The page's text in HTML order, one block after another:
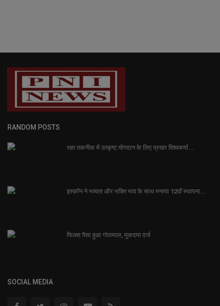
RANDOM POSTS
रक्षा तकनीक में उत्कृष्ट योगदान के लिए प्रखर विश्वकर्मा...
इस्कॉन ने भव्यता और भक्ति भाव के साथ मनाया 12वाँ स्थापना...
फिक्स पैसा हुआ गोलमाल, मुकदमा दर्ज
SOCIAL MEDIA